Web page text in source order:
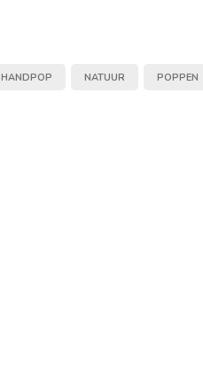
HANDPOP NATUUR POPPEN